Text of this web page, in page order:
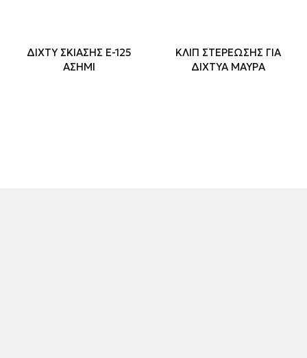
ΔΙΧΤΥ ΣΚΙΑΣΗΣ Ε-125
ΑΣΗΜΙ
ΚΛΙΠ ΣΤΕΡΕΩΣΗΣ ΓΙΑ
ΔΙΧΤΥΑ ΜΑΥΡΑ